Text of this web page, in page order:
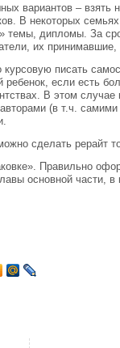
вариантов – взять
В некоторых
темы, дипломы. За
их
курсовую писать
ребенок, если есть
В этом
(в т.ч. самими
сделать рерайт
Правильно
основной части,